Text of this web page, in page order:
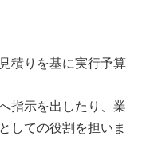
積りを基に実行予算
指示を出したり、業
しての役割を担いま